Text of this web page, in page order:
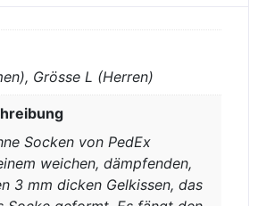
Grösse L (Herren)
Socken von PedEx
weichen, dämpfenden,
3 mm dicken Gelkissen, das